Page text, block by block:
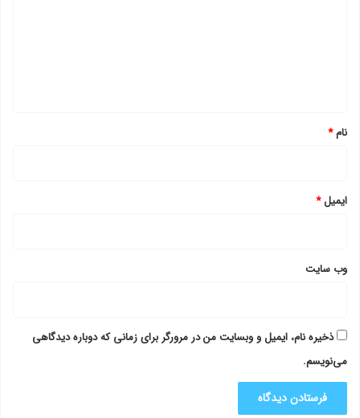
نام*
ایمیل*
وب‌ سایت
ذخیره نام، ایمیل و وبسایت من در مرورگر برای زمانی که دوباره دیدگاهی
می‌نویسم.